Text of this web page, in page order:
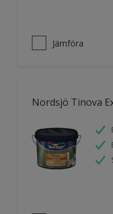
Jämföra
Nordsjö Tinova